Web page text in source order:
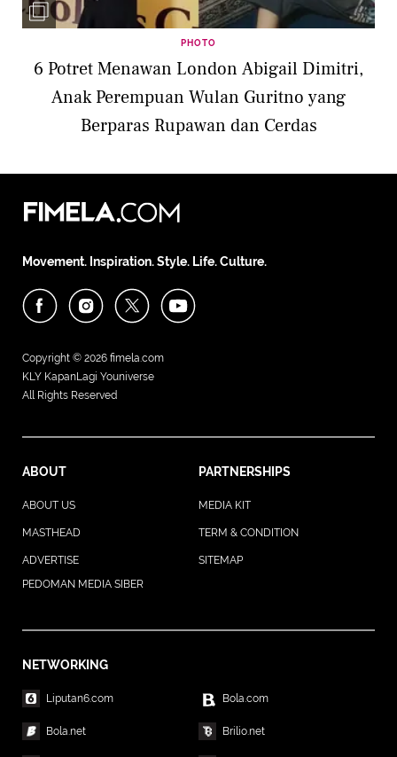
PHOTO
6 Potret Menawan London Abigail Dimitri,
Anak Perempuan Wulan Guritno yang
Berparas Rupawan dan Cerdas
Movement. Inspiration. Style. Life. Culture.
Copyright © 2026 fimela.com
KLY KapanLagi Youniverse
All Rights Reserved
ABOUT PARTNERSHIPS
ABOUT US MEDIA KIT
MASTHEAD TERM & CONDITION
ADVERTISE
SITEMAP
PEDOMAN MEDIA SIBER
NETWORKING
Liputan6.com Bola.com
Bola.net Brilio.net